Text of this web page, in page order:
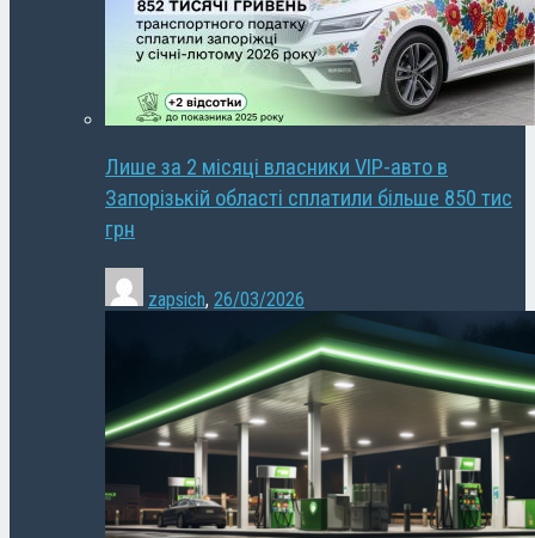
Лише за 2 місяці власники VIP-авто в
Запорізькій області сплатили більше 850 тис
грн
zapsich, 26/03/2026